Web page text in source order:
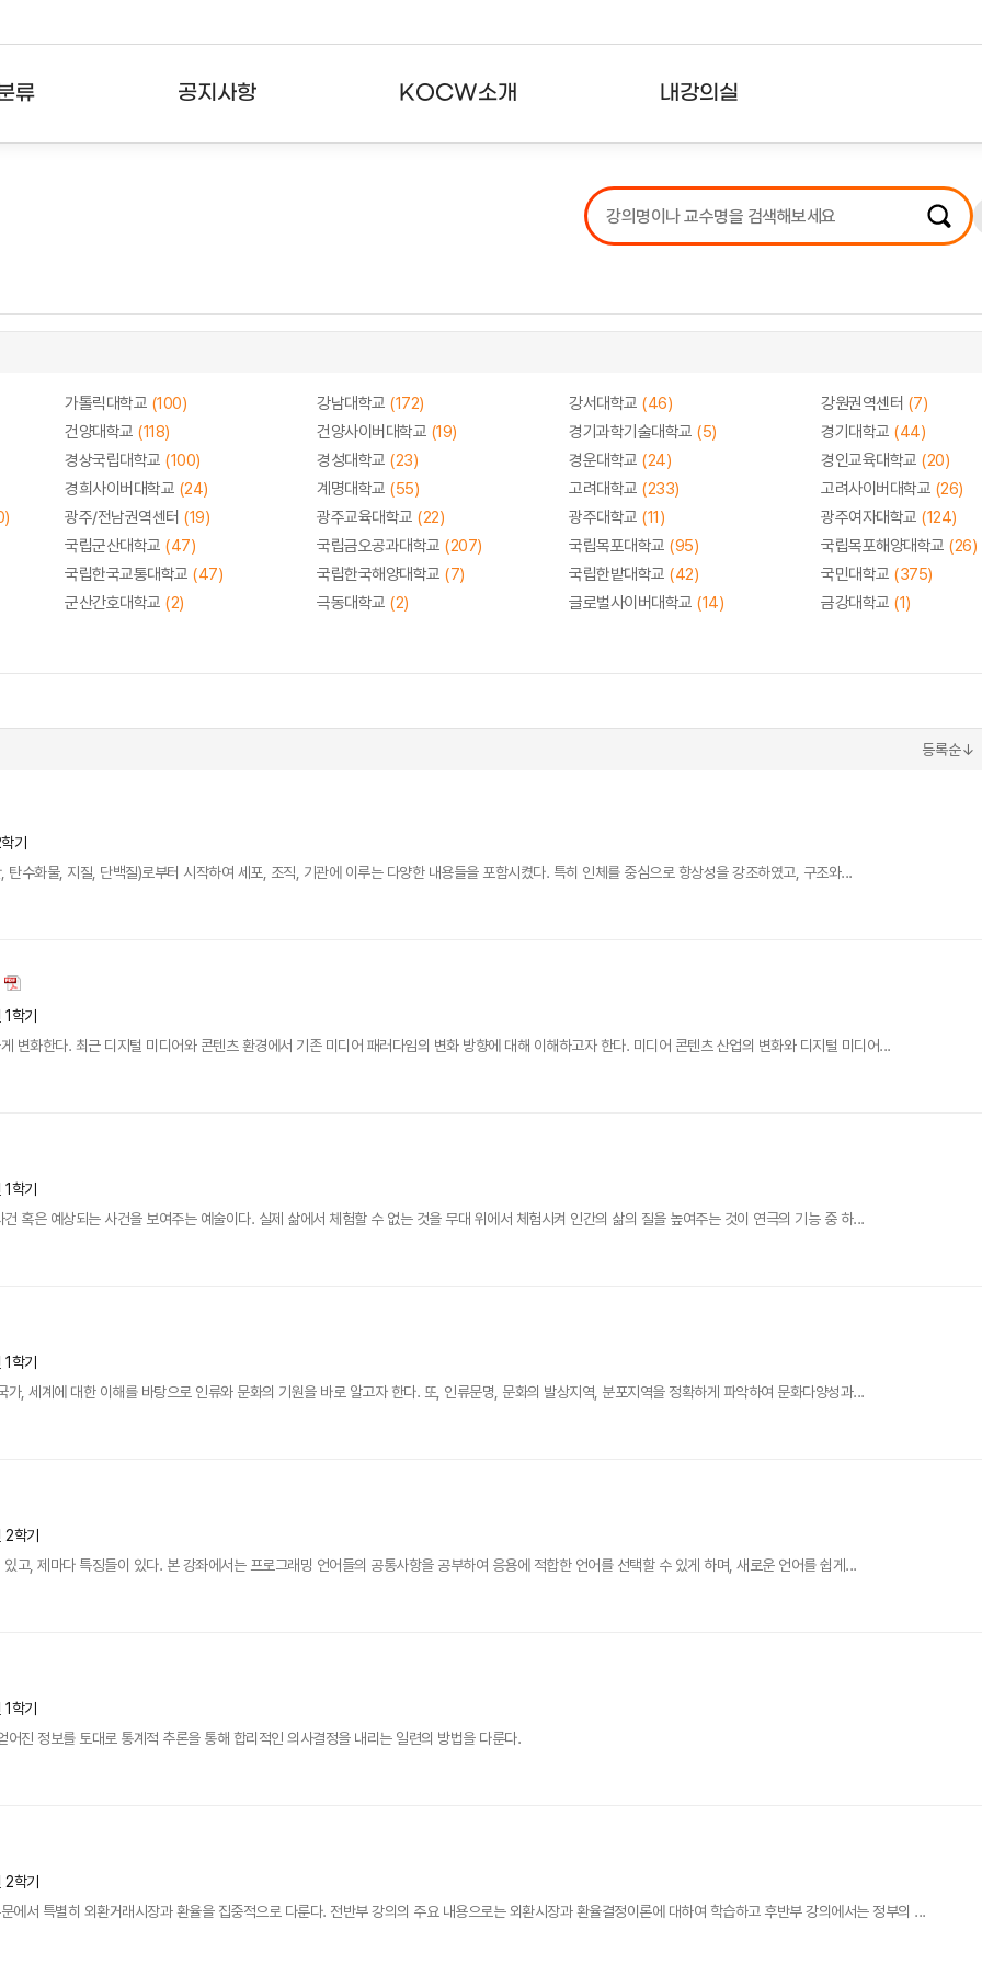
류 공지사항 KOCW소개 내강의실
강의리스트
수강확인증강의
가톨릭대학교 (100) 강남대학교 (172) 강서대학교 (46) 강원권역센터 (7)
건양대학교 (118) 건양사이버대학교 (19) 경기과학기술대학교 (5) 경기대학교 (44)
경상국립대학교 (100) 경성대학교 (23) 경운대학교 (24) 경인교육대학교 (20)
경희사이버대학교 (24) 계명대학교 (55) 고려대학교 (233) 고려사이버대학교 (26)
광주/전남권역센터 (19) 광주교육대학교 (22) 광주대학교 (11) 광주여자대학교 (124)
국립군산대학교 (47) 국립금오공과대학교 (207) 국립목포대학교 (95) 국립목포해양대학교 (26)
국립한국교통대학교 (47) 국립한국해양대학교 (7) 국립한밭대학교 (42) 국민대학교 (375)
군산간호대학교 (2) 극동대학교 (2) 글로벌사이버대학교 (14) 금강대학교 (1)
등록순↓
기
수화물, 지질, 단백질)로부터 시작하여 세포, 조직, 기관에 이루는 다양한 내용들을 포함시켰다. 특히 인체를 중심으로 항상성을 강조하였고, 구조와...
학기
변화한다. 최근 디지털 미디어와 콘텐츠 환경에서 기존 미디어 패러다임의 변화 방향에 대해 이해하고자 한다. 미디어 콘텐츠 산업의 변화와 디지털 미디어...
학기
혹은 예상되는 사건을 보여주는 예술이다. 실제 삶에서 체험할 수 없는 것을 무대 위에서 체험시켜 인간의 삶의 질을 높여주는 것이 연극의 기능 중 하...
학기
가, 세계에 대한 이해를 바탕으로 인류와 문화의 기원을 바로 알고자 한다. 또, 인류문명, 문화의 발상지역, 분포지역을 정확하게 파악하여 문화다양성과...
학기
고, 제마다 특징들이 있다. 본 강좌에서는 프로그래밍 언어들의 공통사항을 공부하여 응용에 적합한 언어를 선택할 수 있게 하며, 새로운 언어를 쉽게...
학기
어진 정보를 토대로 통계적 추론을 통해 합리적인 의사결정을 내리는 일련의 방법을 다룬다.
학기
에서 특별히 외환거래시장과 환율을 집중적으로 다룬다. 전반부 강의의 주요 내용으로는 외환시장과 환율결정이론에 대하여 학습하고 후반부 강의에서는 정부의 ...